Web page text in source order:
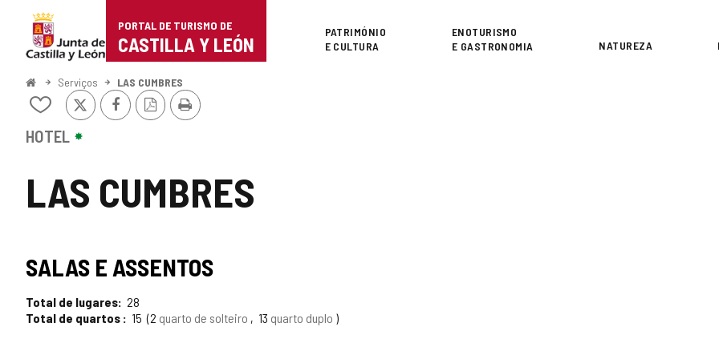
Portal
de
Turismo
Castilla
León
PORTAL DE TURISMO DE
CASTILLA Y LEÓN
Superior
PATRIMÓNIO
E CULTURA
ENOTURISMO
E GASTRONOMIA
NATUREZA
ComeçoServiços LAS CUMBRES
LAS CUMBRES
Adicionar
remover
cadernos
x FacebookVersão
PDF
Imprimir
HOTEL
SALAS E ASSENTOS
Total de lugares 28
Total de quartos
15 2 quarto de solteiro 13 quarto duplo